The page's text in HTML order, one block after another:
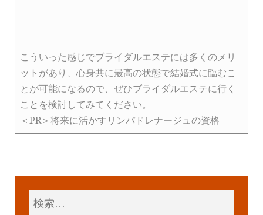
こういった感じでブライダルエステには多くのメリ
ットがあり、心身共に最高の状態で結婚式に臨むこ
とが可能になるので、ぜひブライダルエステに行く
ことを検討してみてください。
＜PR＞将来に活かすリンパドレナージュの資格